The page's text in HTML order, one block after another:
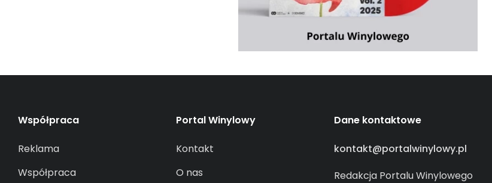
Współpraca
Reklama
Współpraca
Portal Winylowy
Kontakt
O nas
Dane kontaktowe
kontakt@portalwinylowy.pl
Redakcja Portalu Winylowego